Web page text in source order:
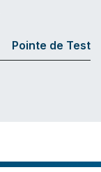
Pointe de Test